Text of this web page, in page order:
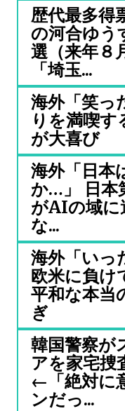
歴代最多得
の河合ゆう
選（来年８
「埼玉...
海外「笑っ
りを満喫す
が大喜び
海外「日本
か…」 日本
がAIの域に
な...
海外「いっ
欧米に負け
平和な本当
ぎ
韓国警察が
アを家宅捜
←「絶対に
ンだっ...